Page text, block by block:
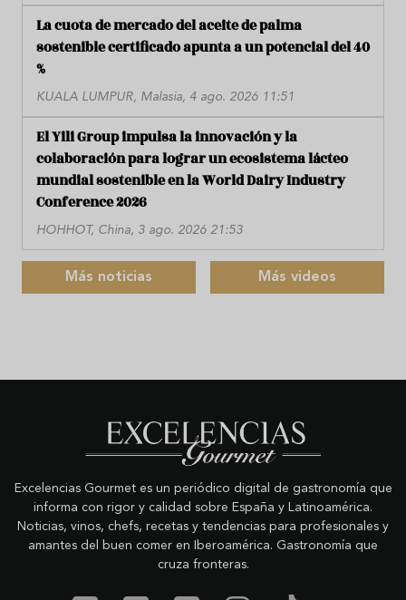
La cuota de mercado del aceite de palma
sostenible certificado apunta a un potencial del 40
%
KUALA LUMPUR, Malasia, 4 ago. 2026 11:51
El Yili Group impulsa la innovación y la
colaboración para lograr un ecosistema lácteo
mundial sostenible en la World Dairy Industry
Conference 2026
HOHHOT, China, 3 ago. 2026 21:53
Más noticias Más videos
Excelencias Gourmet es un periódico digital de gastronomía que
informa con rigor y calidad sobre España y Latinoamérica.
Noticias, vinos, chefs, recetas y tendencias para profesionales y
amantes del buen comer en Iberoamérica. Gastronomía que
cruza fronteras.